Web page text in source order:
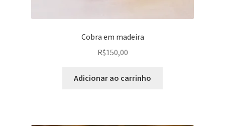
Cobra em madeira
R$150,00
Adicionar ao carrinho